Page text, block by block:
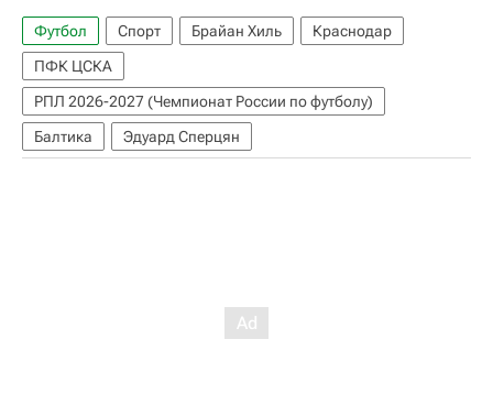
Футбол Спорт Брайан Хиль
Краснодар
ПФК ЦСКА
РПЛ 2026-2027 (Чемпионат России по футболу)
Балтика
Эдуард Сперцян